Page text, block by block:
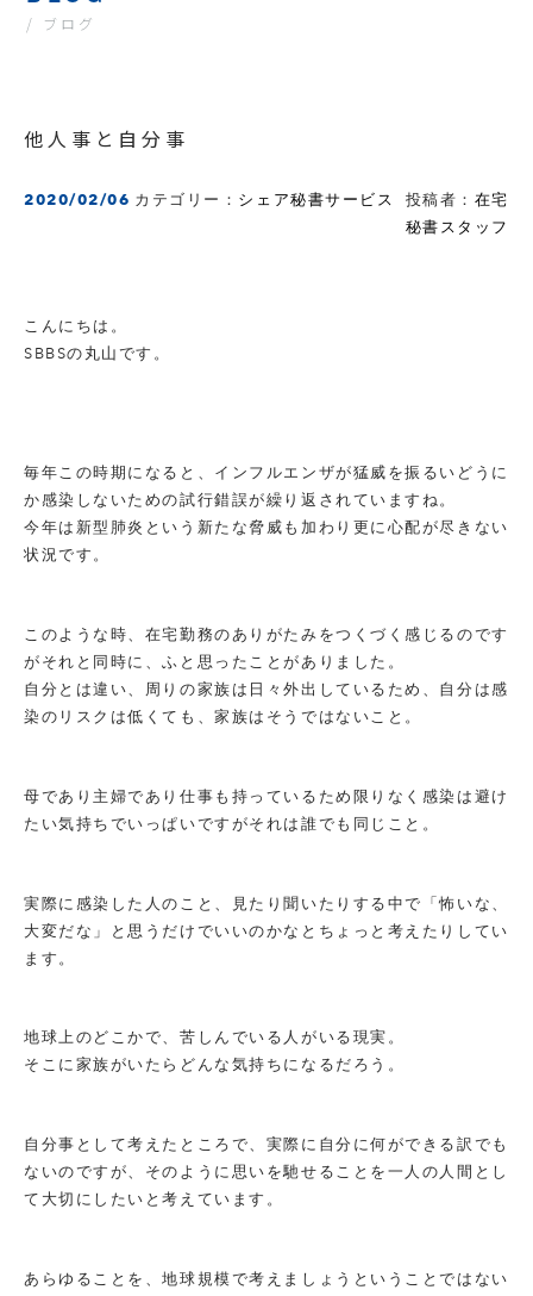
/ ブログ
他人事と自分事
2020/02/06 カテゴリー： シェア秘書サービス 投稿者： 在宅
秘書スタッフ
こんにちは。
SBBSの丸山です。
毎年この時期になると、インフルエンザが猛威を振るいどうに
か感染しないための試行錯誤が繰り返されていますね。
今年は新型肺炎という新たな脅威も加わり更に心配が尽きない
状況です。
このような時、在宅勤務のありがたみをつくづく感じるのです
がそれと同時に、ふと思ったことがありました。
自分とは違い、周りの家族は日々外出しているため、自分は感
染のリスクは低くても、家族はそうではないこと。
母であり主婦であり仕事も持っているため限りなく感染は避け
たい気持ちでいっぱいですがそれは誰でも同じこと。
実際に感染した人のこと、見たり聞いたりする中で「怖いな、
大変だな」と思うだけでいいのかなとちょっと考えたりしてい
ます。
地球上のどこかで、苦しんでいる人がいる現実。
そこに家族がいたらどんな気持ちになるだろう。
自分事として考えたところで、実際に自分に何ができる訳でも
ないのですが、そのように思いを馳せることを一人の人間とし
て大切にしたいと考えています。
あらゆることを、地球規模で考えましょうということではない